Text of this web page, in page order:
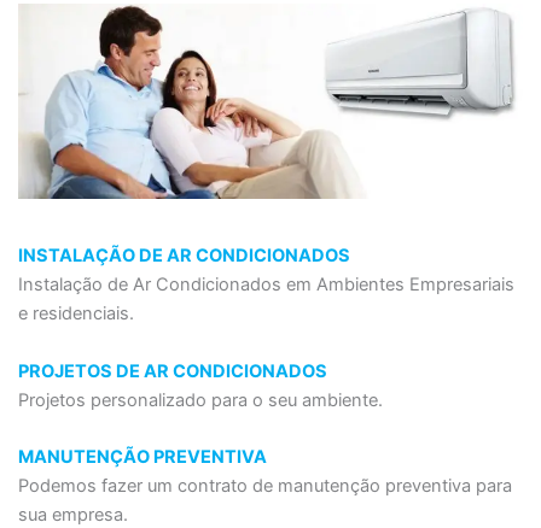
INSTALAÇÃO DE AR CONDICIONADOS
Instalação de Ar Condicionados em Ambientes Empresariais
e residenciais.
PROJETOS DE AR CONDICIONADOS
Projetos personalizado para o seu ambiente.
MANUTENÇÃO PREVENTIVA
Podemos fazer um contrato de manutenção preventiva para
sua empresa.